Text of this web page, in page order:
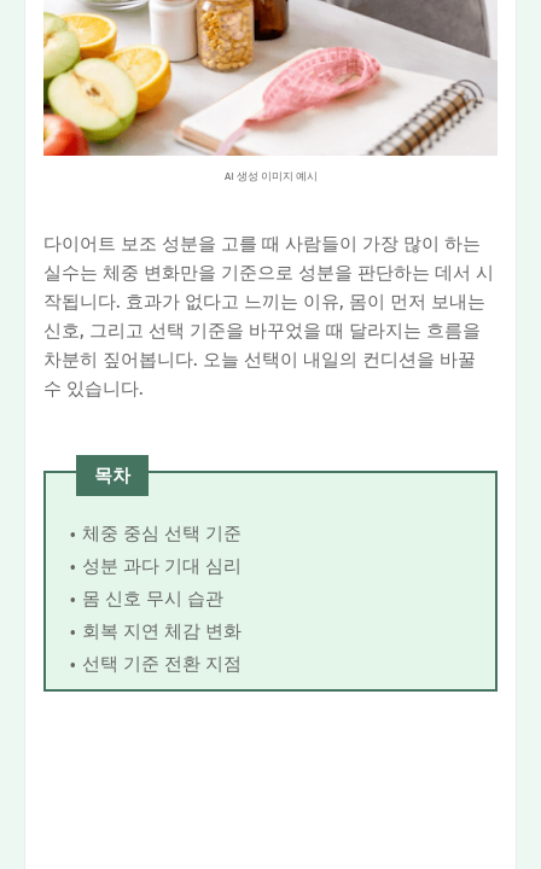
AI 생성 이미지 예시
다이어트 보조 성분을 고를 때 사람들이 가장 많이 하는
실수는 체중 변화만을 기준으로 성분을 판단하는 데서 시
작됩니다. 효과가 없다고 느끼는 이유, 몸이 먼저 보내는
신호, 그리고 선택 기준을 바꾸었을 때 달라지는 흐름을
차분히 짚어봅니다. 오늘 선택이 내일의 컨디션을 바꿀
수 있습니다.
목차
체중 중심 선택 기준
성분 과다 기대 심리
몸 신호 무시 습관
회복 지연 체감 변화
선택 기준 전환 지점